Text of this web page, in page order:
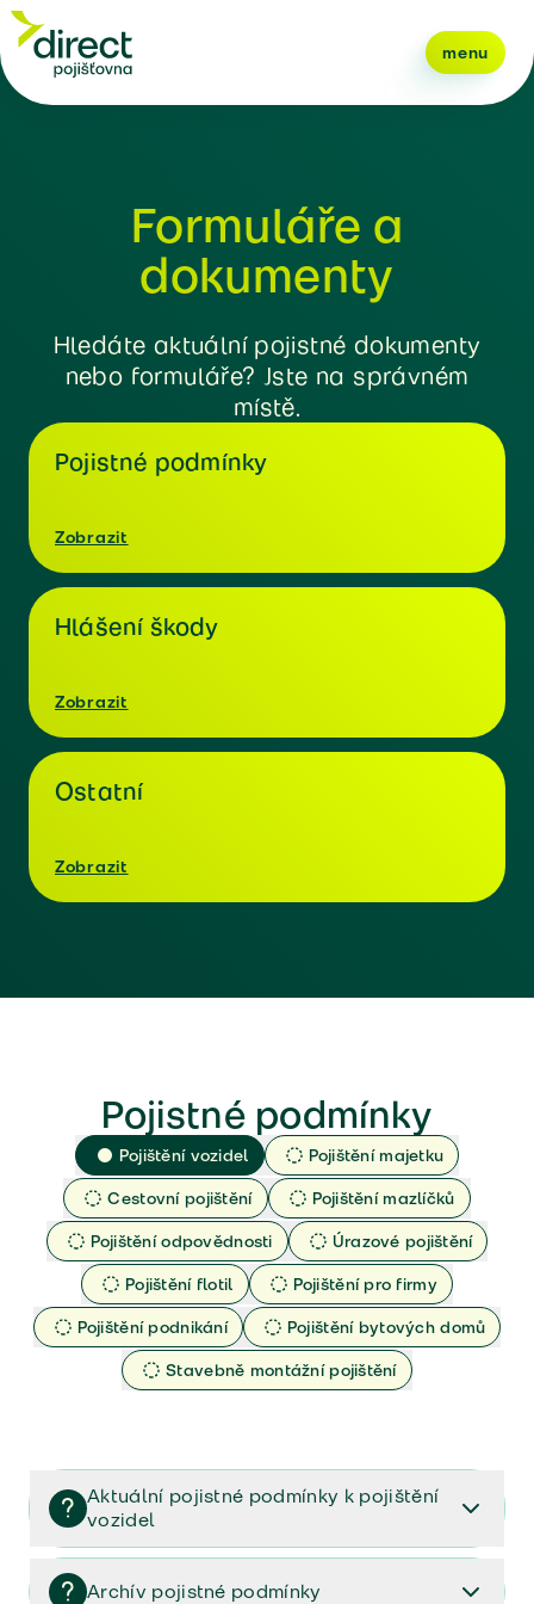
menu
Formuláře a
dokumenty
Hledáte aktuální pojistné dokumenty
nebo formuláře? Jste na správném
místě.
Pojistné podmínky
Zobrazit
Hlášení škody
Zobrazit
Ostatní
Zobrazit
Pojistné podmínky
Pojištění vozidel
Pojištění majetku
Cestovní pojištění
Pojištění mazlíčků
Pojištění odpovědnosti
Úrazové pojištění
Pojištění flotil
Pojištění pro firmy
Pojištění podnikání
Pojištění bytových domů
Stavebně montážní pojištění
Aktuální pojistné podmínky k pojištění
vozidel
Pojištění vozidel/Pojistné podmínky a vše důležité ke
smlouvě (PDF)
Archív pojistné podmínky